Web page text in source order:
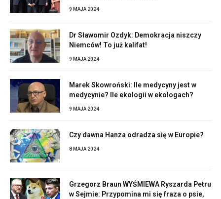
9 MAJA 2024
Dr Sławomir Ozdyk: Demokracja niszczy
Niemców! To już kalifat!
9 MAJA 2024
Marek Skowroński: Ile medycyny jest w
medycynie? Ile ekologii w ekologach?
9 MAJA 2024
Czy dawna Hanza odradza się w Europie?
8 MAJA 2024
Grzegorz Braun WYŚMIEWA Ryszarda Petru
w Sejmie: Przypomina mi się fraza o psie,